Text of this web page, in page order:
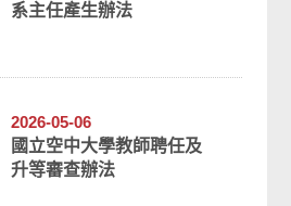
系主任產生辦法
2026-05-06
國立空中大學教師聘任及
升等審查辦法